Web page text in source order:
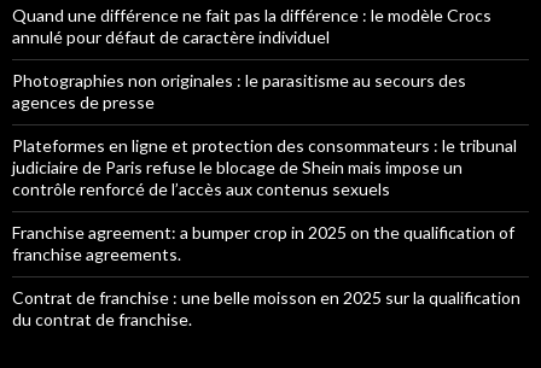
Quand une différence ne fait pas la différence : le modèle Crocs
annulé pour défaut de caractère individuel
Photographies non originales : le parasitisme au secours des
agences de presse
Plateformes en ligne et protection des consommateurs : le tribunal
judiciaire de Paris refuse le blocage de Shein mais impose un
contrôle renforcé de l’accès aux contenus sexuels
Franchise agreement: a bumper crop in 2025 on the qualification of
franchise agreements.
Contrat de franchise : une belle moisson en 2025 sur la qualification
du contrat de franchise.